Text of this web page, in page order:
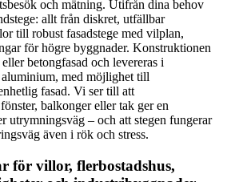
och mätning. Utifrån dina behov
allt från diskret, utfällbar
till robust fasadstege med vilplan,
för högre byggnader. Konstruktionen
betongfasad och levereras i
med möjlighet till
fasad. Vi ser till att
balkonger eller tak ger en
utrymningsväg – och att stegen fungerar
även i rök och stress.
för villor, flerbostadshus,